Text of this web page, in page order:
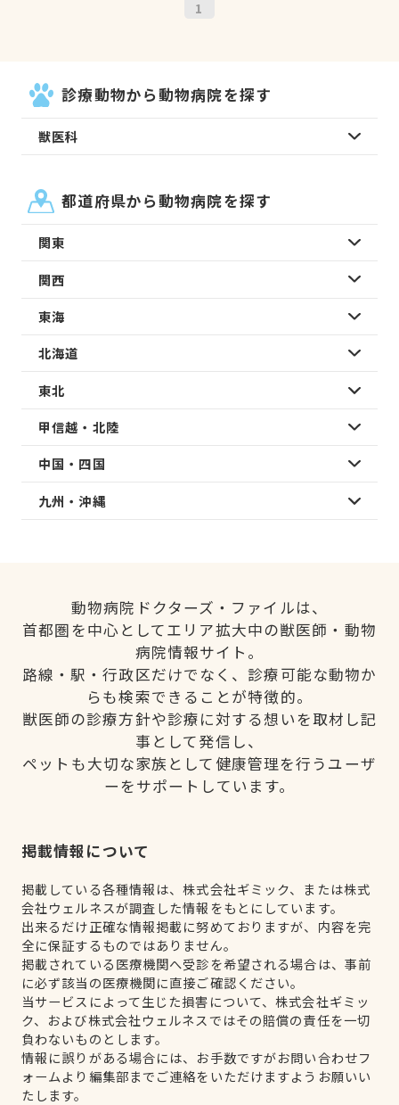
1
診療動物から動物病院を探す
獣医科
都道府県から動物病院を探す
関東
関西
東海
北海道
東北
甲信越・北陸
中国・四国
九州・沖縄
動物病院ドクターズ・ファイルは、
首都圏を中心としてエリア拡大中の獣医師・動物
病院情報サイト。
路線・駅・行政区だけでなく、診療可能な動物か
らも検索できることが特徴的。
獣医師の診療方針や診療に対する想いを取材し記
事として発信し、
ペットも大切な家族として健康管理を行うユーザ
ーをサポートしています。
掲載情報について
掲載している各種情報は、株式会社ギミック、または株式
会社ウェルネスが調査した情報をもとにしています。
出来るだけ正確な情報掲載に努めておりますが、内容を完
全に保証するものではありません。
掲載されている医療機関へ受診を希望される場合は、事前
に必ず該当の医療機関に直接ご確認ください。
当サービスによって生じた損害について、株式会社ギミッ
ク、および株式会社ウェルネスではその賠償の責任を一切
負わないものとします。
情報に誤りがある場合には、お手数ですがお問い合わせフ
ォームより編集部までご連絡をいただけますようお願いい
たします。